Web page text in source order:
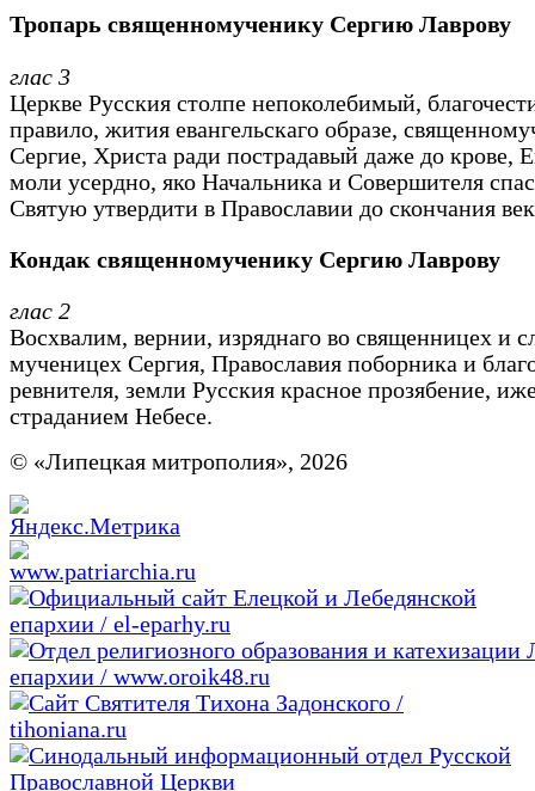
Тропарь священномученику Сергию Лаврову
глас 3
Церкве Русския столпе непоколебимый,
правило, жития евангельскаго образе,
Сергие, Христа ради пострадавый даже до крове,
моли усердно, яко Начальника и Совершителя
Святую утвердити в Православии до скончания
Кондак священномученику Сергию Лаврову
глас 2
Восхвалим, вернии, изряднаго во священницех и
мученицех Сергия, Православия поборника и
ревнителя, земли Русския красное прозябение,
страданием Небесе.
© «Липецкая митрополия», 2026